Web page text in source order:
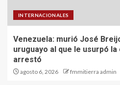
INTERNACIONALES
Venezuela: murió José
uruguayo al que le usurpó
arrestó
agosto 6, 2026 fmmitierra admin